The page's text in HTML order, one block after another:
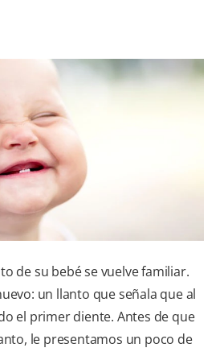
de su bebé se vuelve familiar.
un llanto que señala que al
el primer diente. Antes de que
le presentamos un poco de